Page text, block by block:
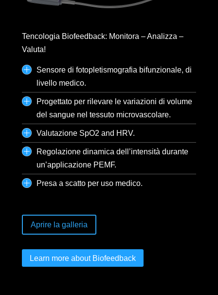
Tencologia Biofeedback: Monitora – Analizza –
Valuta!
Sensore di fotopletismografia bifunzionale, di
livello medico.
Progettato per rilevare le variazioni di volume
del sangue nel tessuto microvascolare.
Valutazione SpO2 and HRV.
Regolazione dinamica dell’intensità durante
un’applicazione PEMF.
Presa a scatto per uso medico.
Aprire la galleria
Learn more about Biofeedback